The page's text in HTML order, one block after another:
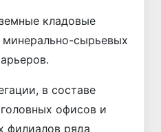
кладовые
сырьевых
в составе
офисов и
филиалов ряда